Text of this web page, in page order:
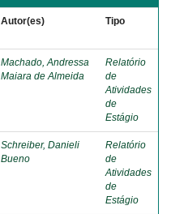
Autor(es) Tipo
Machado, Andressa
Maiara de Almeida
Relatório
de
Atividades
de
Estágio
Schreiber, Danieli
Bueno
Relatório
de
Atividades
de
Estágio